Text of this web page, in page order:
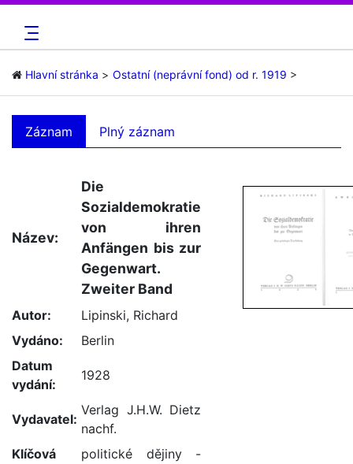
Hlavní stránka Ostatní (neprávní fond) od r. 1919
Záznam Plný záznam
Název:
Die
Sozialdemokratie
von ihren
Anfängen bis zur
Gegenwart.
Zweiter Band
Autor:
Lipinski, Richard
Vydáno:
Berlin
Datum
vydání:
1928
Vydavatel:
Verlag J.H.W. Dietz
nachf.
Klíčová
politické dějiny -